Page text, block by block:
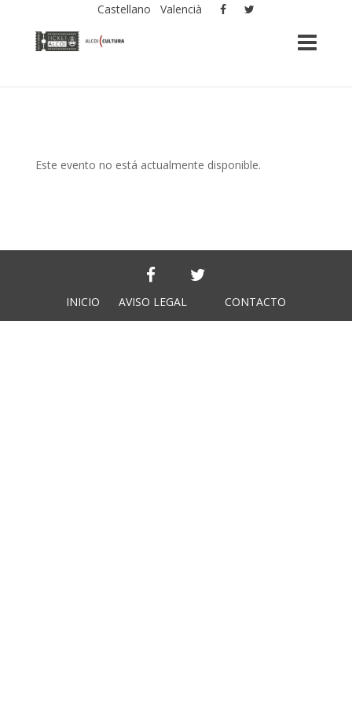
Castellano Valencià
Este evento no está actualmente disponible.
INICIO AVISO LEGAL CONTACTO